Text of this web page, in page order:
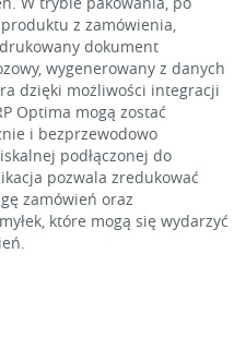
z zamówienia,
dokument
wygenerowany z danych
dzięki możliwości integracji
Optima mogą zostać
i bezprzewodowo
podłączonej do
pozwala zredukować
zamówień oraz
które mogą się wydarzyć